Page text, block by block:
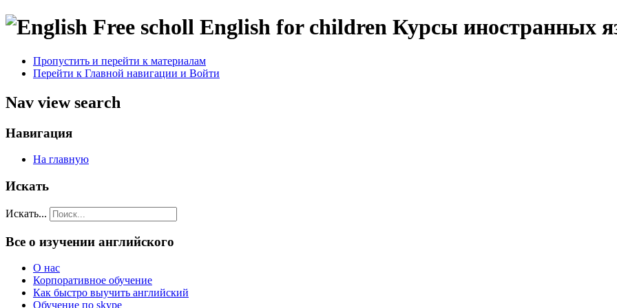
Курсы иностранных
Пропустить и перейти к материалам
Перейти к Главной навигации и Войти
Nav view search
Навигация
На главную
Искать
Искать...
Все о изучении английского
О нас
Корпоративное обучение
Как быстро выучить английский
Обучение по skype